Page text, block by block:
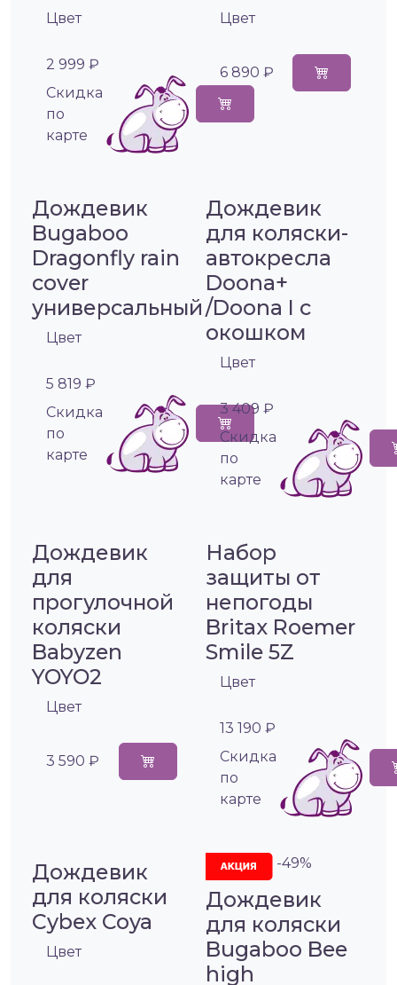
Цвет
2 999 ₽
Cкидка
по
карте
Цвет
6 890 ₽
Дождевик
Bugaboo
Dragonfly rain
cover
универсальный
Цвет
5 819 ₽
Cкидка
по
карте
Дождевик
для коляски-
автокресла
Doona+
/Doona I с
окошком
Цвет
3 409 ₽
Cкидка
по
карте
Дождевик
для
прогулочной
коляски
Babyzen
YOYO2
Цвет
3 590 ₽
Набор
защиты от
непогоды
Britax Roemer
Smile 5Z
Цвет
13 190 ₽
Cкидка
по
карте
Дождевик
для коляски
Cybex Coya
Цвет
-49%
Дождевик
для коляски
Bugaboo Bee
high